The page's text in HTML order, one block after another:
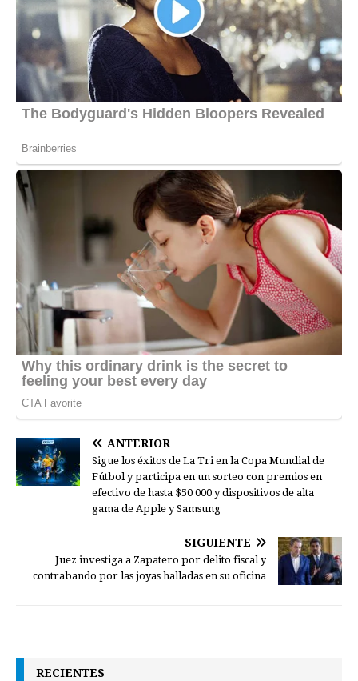
ANTERIOR
Sigue los éxitos de La Tri en la Copa Mundial de
Fútbol y participa en un sorteo con premios en
efectivo de hasta $50 000 y dispositivos de alta
gama de Apple y Samsung
SIGUIENTE
Juez investiga a Zapatero por delito fiscal y
contrabando por las joyas halladas en su oficina
RECIENTES